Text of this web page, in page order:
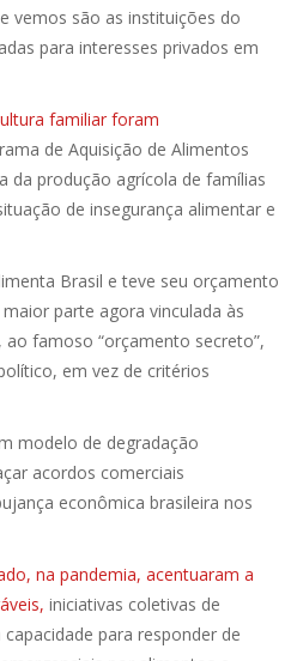
vemos são as instituições do
para interesses privados em
familiar foram
de Aquisição de Alimentos
da produção agrícola de famílias
de insegurança alimentar e
Brasil e teve seu orçamento
parte agora vinculada às
famoso “orçamento secreto”,
em vez de critérios
modelo de degradação
acordos comerciais
econômica brasileira nos
na pandemia, acentuaram a
iniciativas coletivas de
para responder de